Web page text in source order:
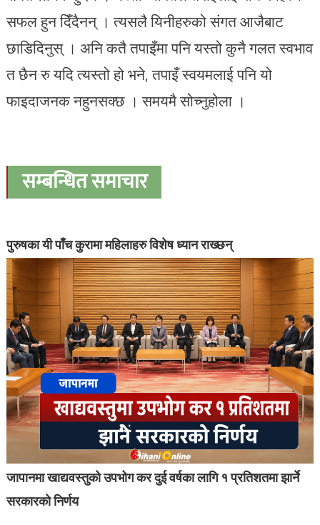
सफल हुन दिँदैनन् । त्यसलै यिनीहरुको संगत आजैबाट
छाडिदिनुस् । अनि कतै तपाइँमा पनि यस्तो कुनै गलत स्वभाव
त छैन रु यदि त्यस्तो हो भने, तपाइँ स्वयमलाई पनि यो
फाइदाजनक नहुनसक्छ । समयमै सोच्नुहोला ।
सम्बन्धित समाचार
पुरुषका यी पाँच कुरामा महिलाहरु विशेष ध्यान राख्छन्
जापानमा खाद्यवस्तुको उपभोग कर दुई वर्षका लागि १ प्रतिशतमा झार्ने
सरकारको निर्णय